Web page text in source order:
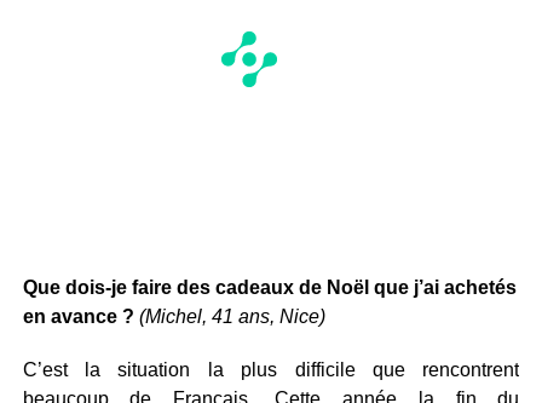
Que dois-je faire des cadeaux de Noël que j’ai achetés
en avance ? (Michel, 41 ans, Nice)
C’est la situation la plus difficile que rencontrent
beaucoup de Français. Cette année la fin du